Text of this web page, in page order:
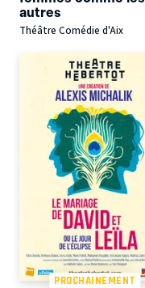
autres
Théâtre Comédie d'Aix
PROCHAINEMENT